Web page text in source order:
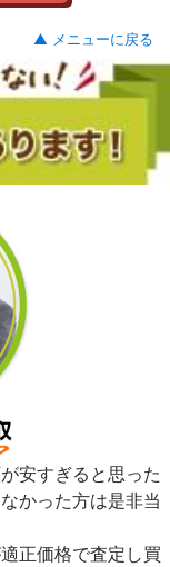
▲ メニューに戻る
安すぎると思った
かった方は是非当
正価格で査定し買